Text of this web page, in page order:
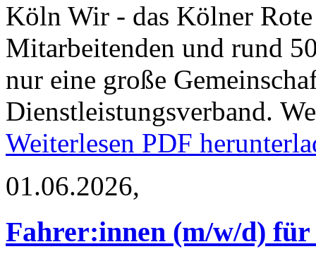
Köln Wir - das Kölner
Mitarbeitenden und rund
nur eine große
Dienstleistungsverband.
Weiterlesen PDF
01.06.2026,
Fahrer:innen (m/w/d) für